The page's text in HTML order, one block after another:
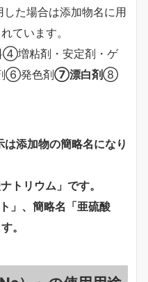
た場合は添加物名に用
ています。
粘剤・安定剤・ゲ
⑥発色剤⑦漂白剤⑧
は添加物の簡略名になり
トリウム」です。
」、簡略名「亜硫酸
。